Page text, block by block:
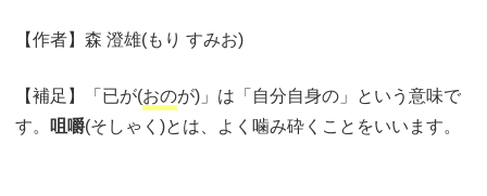
【作者】森 澄雄(もり すみお)
【補足】「已が(おのが)」は「自分自身の」という意味で
す。 咀嚼(そしゃく)とは、よく噛み砕くことをいいます。